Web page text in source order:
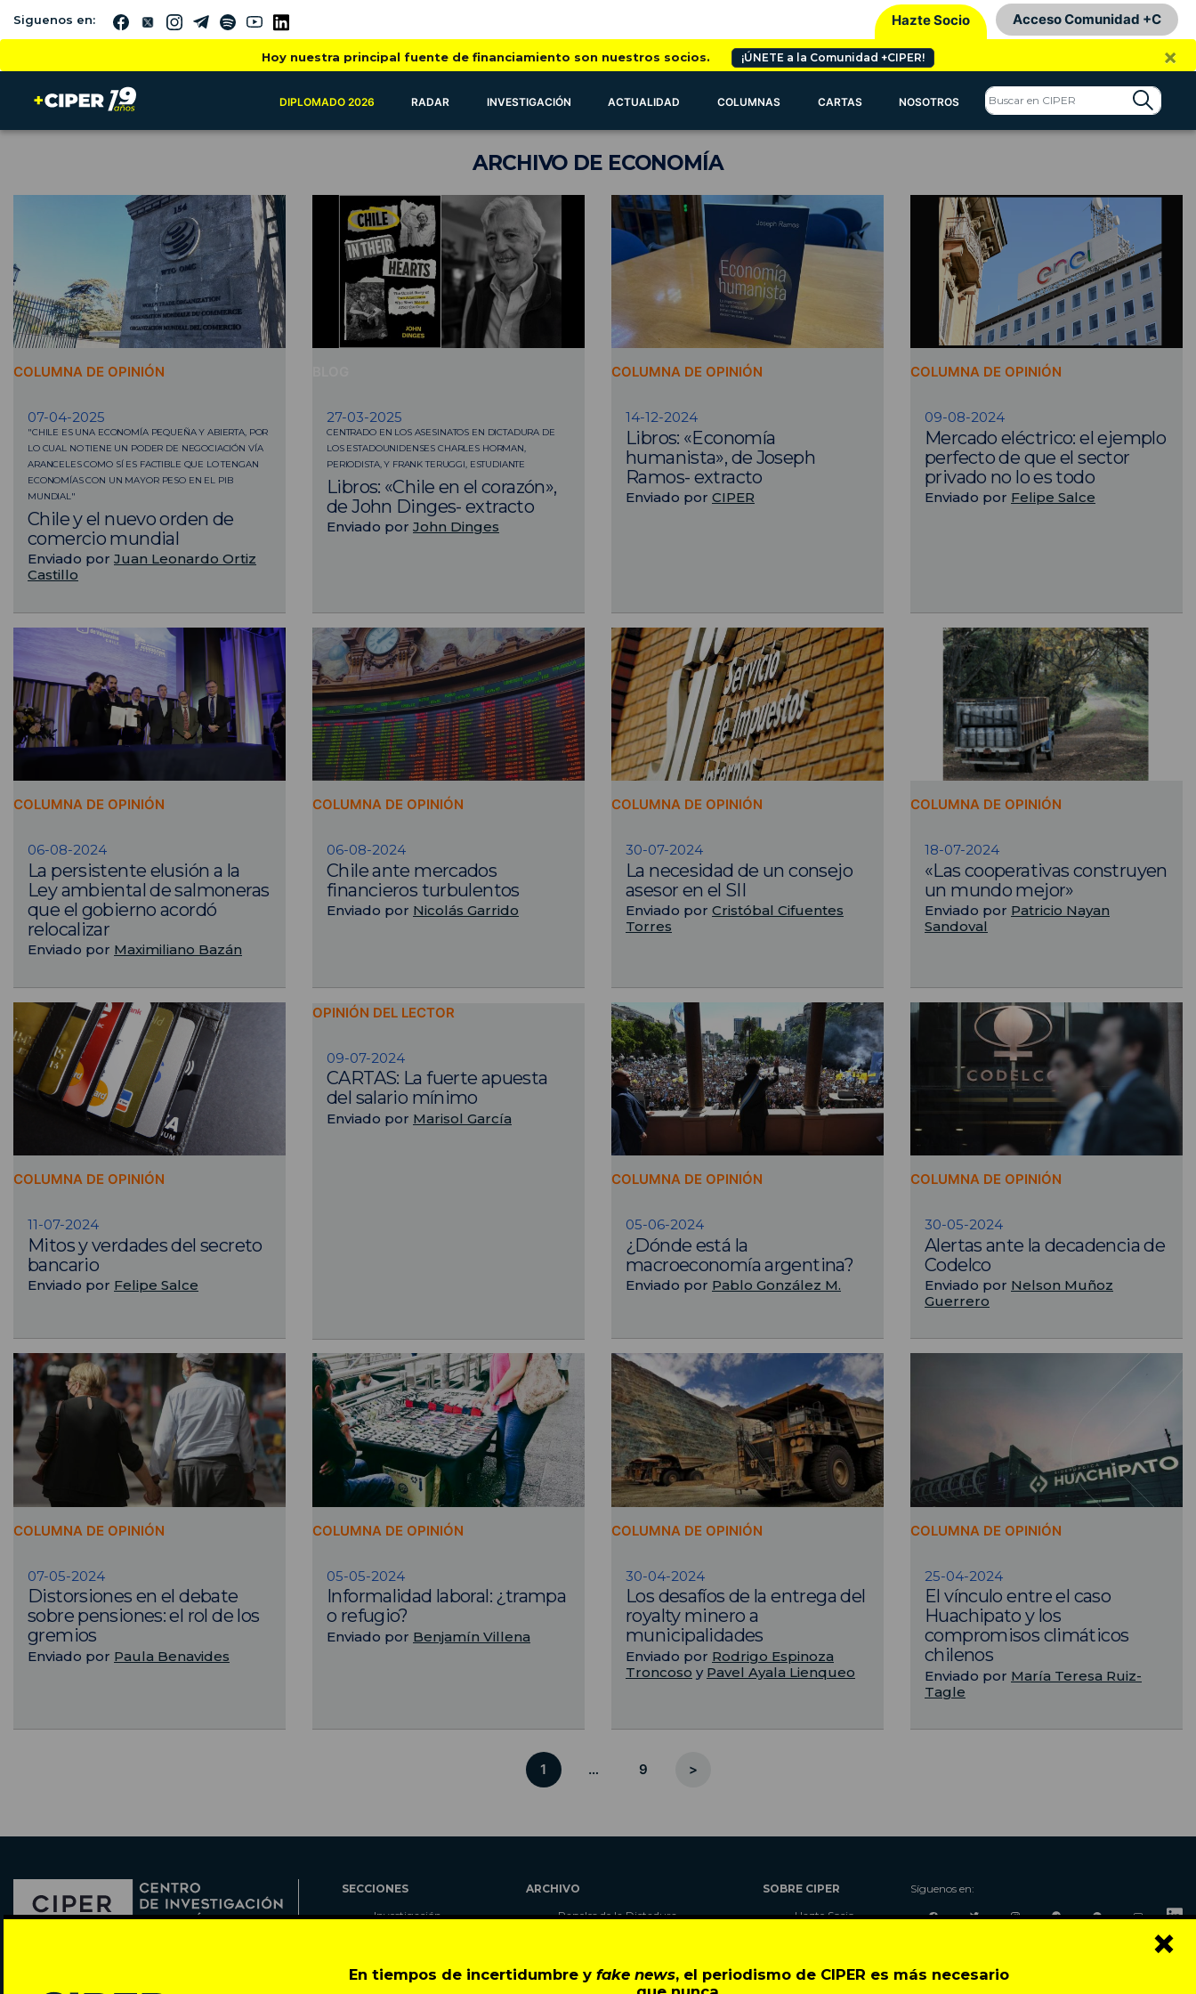
En tiempos de incertidumbre yfake news, el periodismo de CIPER es más necesario
×
Siguenos en: Hazte Socio Acceso Comunidad +C
Hoy nuestra principal fuente de financiamiento son nuestros socios. ¡ÚNETE a la Comunidad +CIPER! ×
DIPLOMADO 2026 RADAR INVESTIGACIÓN ACTUALIDAD COLUMNAS CARTAS NOSOTROS
ARCHIVO DE ECONOMÍA
COLUMNA DE OPINIÓN
07-04-2025
"CHILE ES UNA ECONOMÍA PEQUEÑA Y ABIERTA, POR
LO CUAL NO TIENE UN PODER DE NEGOCIACIÓN VÍA
ARANCELES COMO SÍ ES FACTIBLE QUE LO TENGAN
ECONOMÍAS CON UN MAYOR PESO EN EL PIB
MUNDIAL"
Chile y el nuevo orden de
comercio mundial
Enviado por Juan Leonardo Ortiz
Castillo
27-03-2025
CENTRADO EN LOS ASESINATOS EN DICTADURA DE
LOS ESTADOUNIDENSES CHARLES HORMAN,
PERIODISTA, Y FRANK TERUGGI, ESTUDIANTE
Libros: «Chile en el corazón»,
de John Dinges- extracto
Enviado por John Dinges
COLUMNA DE OPINIÓN
14-12-2024
Libros: «Economía
humanista», de Joseph
Ramos- extracto
Enviado por CIPER
COLUMNA DE OPINIÓN
09-08-2024
Mercado eléctrico: el ejemplo
perfecto de que el sector
privado no lo es todo
Enviado por Felipe Salce
COLUMNA DE OPINIÓN
06-08-2024
La persistente elusión a la
Ley ambiental de salmoneras
que el gobierno acordó
relocalizar
Enviado por Maximiliano Bazán
COLUMNA DE OPINIÓN
06-08-2024
Chile ante mercados
financieros turbulentos
Enviado por Nicolás Garrido
COLUMNA DE OPINIÓN
30-07-2024
La necesidad de un consejo
asesor en el SII
Enviado por Cristóbal Cifuentes
Torres
COLUMNA DE OPINIÓN
18-07-2024
«Las cooperativas construyen
un mundo mejor»
Enviado por Patricio Nayan
Sandoval
COLUMNA DE OPINIÓN
11-07-2024
Mitos y verdades del secreto
bancario
Enviado por Felipe Salce
OPINIÓN DEL LECTOR
09-07-2024
CARTAS: La fuerte apuesta
del salario mínimo
Enviado por Marisol García
COLUMNA DE OPINIÓN
05-06-2024
¿Dónde está la
macroeconomía argentina?
Enviado por Pablo González M.
COLUMNA DE OPINIÓN
30-05-2024
Alertas ante la decadencia de
Codelco
Enviado por Nelson Muñoz
Guerrero
COLUMNA DE OPINIÓN
07-05-2024
Distorsiones en el debate
sobre pensiones: el rol de los
gremios
Enviado por Paula Benavides
COLUMNA DE OPINIÓN
05-05-2024
Informalidad laboral: ¿trampa
o refugio?
Enviado por Benjamín Villena
COLUMNA DE OPINIÓN
30-04-2024
Los desafíos de la entrega del
royalty minero a
municipalidades
Enviado por Rodrigo Espinoza
Troncoso y Pavel Ayala Lienqueo
COLUMNA DE OPINIÓN
25-04-2024
El vínculo entre el caso
Huachipato y los
compromisos climáticos
chilenos
Enviado por María Teresa Ruiz-
Tagle
1 … 9 >
SECCIONES
Investigación
Cartas
ARCHIVO
Papeles de la Dictadura
Autores
SOBRE CIPER
Hazte Socio
Contacto
Síguenos en: